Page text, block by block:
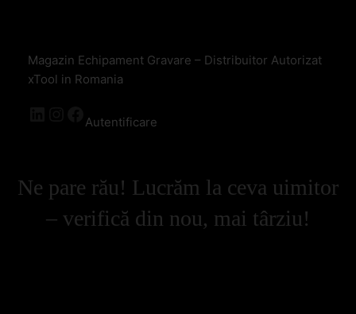
Magazin Echipament Gravare – Distribuitor Autorizat
xTool in Romania
Autentificare
Ne pare rău! Lucrăm la ceva uimitor
– verifică din nou, mai târziu!